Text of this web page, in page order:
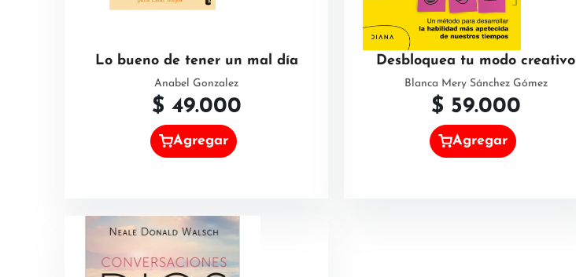
Lo bueno de tener un mal día
Anabel Gonzalez
$ 49.000
Agregar
Desbloquea tu modo creativo
Blanca Mery Sánchez Gómez
$ 59.000
Agregar